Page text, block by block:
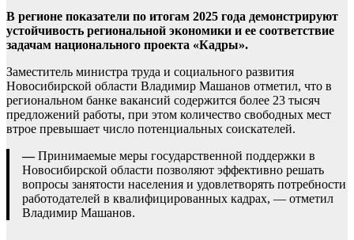
В регионе показатели по итогам 2025 года демонстрируют
устойчивость региональной экономики и ее соответствие
задачам национального проекта «Кадры».
Заместитель министра труда и социального развития
Новосибирской области Владимир Машанов отметил, что в
региональном банке вакансий содержится более 23 тысяч
предложений работы, при этом количество свободных мест
втрое превышает число потенциальных соискателей.
—Принимаемые меры государственной поддержки в
Новосибирской области позволяют эффективно решать
вопросы занятости населения и удовлетворять потребности
работодателей в квалифицированных кадрах, — отметил
Владимир Машанов.